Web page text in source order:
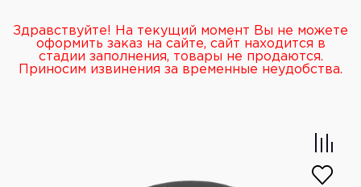
Здравствуйте! На текущий момент Вы не можете
оформить заказ на сайте, сайт находится в
стадии заполнения, товары не продаются.
Приносим извинения за временные неудобства.